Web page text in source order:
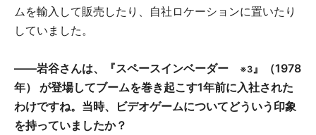
ムを輸入して販売したり、自社ロケーションに置いたり
していました。
――岩谷さんは、『スペースインベーダー ※3』（1978
年） が登場してブームを巻き起こす1年前に入社された
わけですね。当時、ビデオゲームについてどういう印象
を持っていましたか？